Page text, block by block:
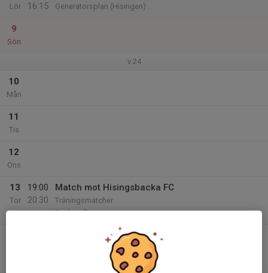
Lör
16:15
Generatorsplan (Hisingen)
9
Sön
v.24
10
Mån
11
Tis
12
Ons
13
Tor
19:00
20:30
Match mot Hisingsbacka FC
Träningsmatcher
Backavallen
Match mot Kungsladugårds BK
Träningsmatcher